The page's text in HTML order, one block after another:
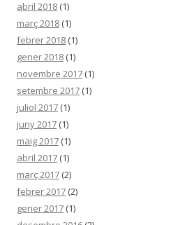
abril 2018 (1)
març 2018 (1)
febrer 2018 (1)
gener 2018 (1)
novembre 2017 (1)
setembre 2017 (1)
juliol 2017 (1)
juny 2017 (1)
maig 2017 (1)
abril 2017 (1)
març 2017 (2)
febrer 2017 (2)
gener 2017 (1)